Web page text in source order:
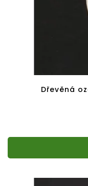
Dřevěná